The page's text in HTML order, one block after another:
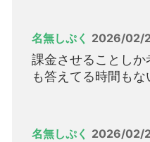
名無しぷく 2026/02/
課金させることし
も答えてる時間もな
名無しぷく 2026/02/